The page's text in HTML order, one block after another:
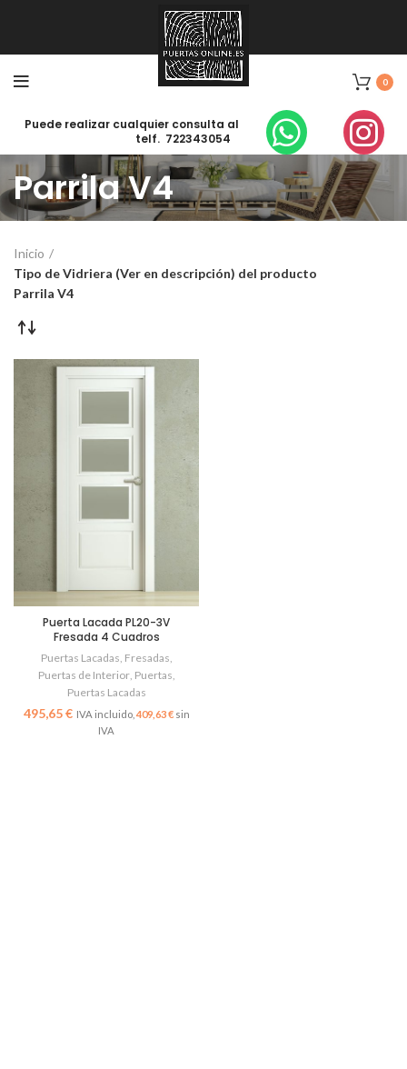
0
Puede realizar cualquier consulta al
telf. 722343054
Parrila V4
Inicio
Tipo de Vidriera (Ver en descripción) del producto
Parrila V4
Puerta Lacada PL20-3V
Fresada 4 Cuadros
Puertas Lacadas Fresadas
Puertas de Interior, Puertas
Puertas Lacadas
€ 409,63€